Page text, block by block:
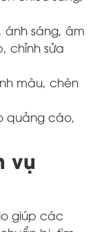
ánh sáng, âm
chỉnh sửa
màu, chèn
quảng cáo,
vụ
giúp các